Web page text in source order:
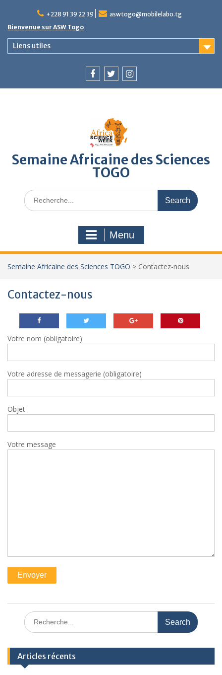
content
+228 91 39 22 39
aswtogo@mobilelabo.tg
Bienvenue sur ASW Togo
Liens utiles
Semaine Africaine des Sciences
TOGO
Search
for:
Menu
Semaine Africaine des Sciences TOGO > Contactez-nous
Contactez-nous
Votre nom (obligatoire)
Votre adresse de messagerie (obligatoire)
Objet
Votre message
Search
for:
Articles récents